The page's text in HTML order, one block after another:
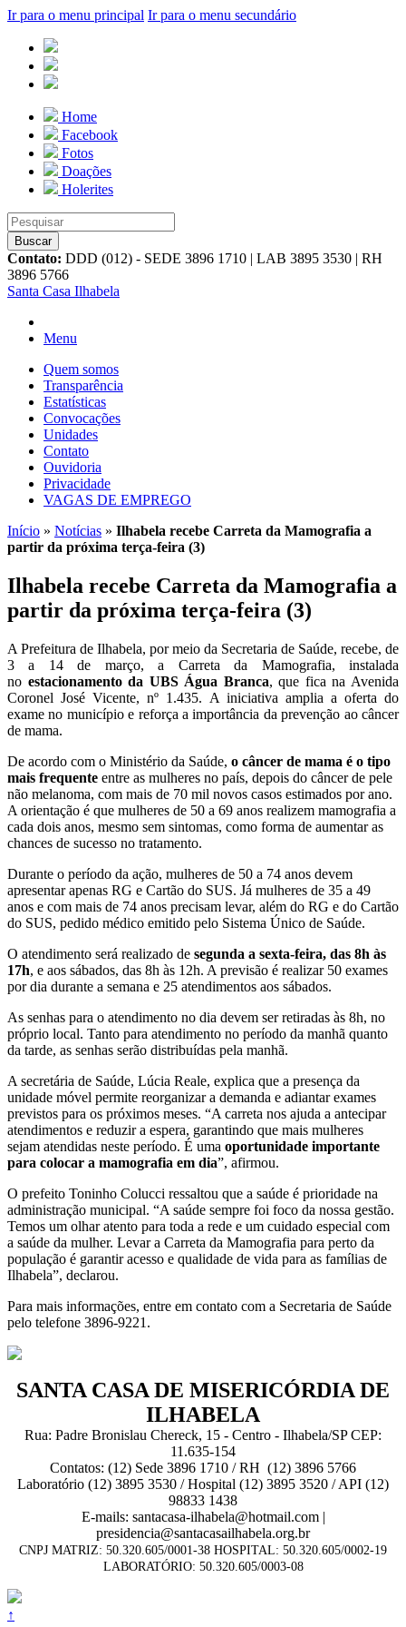
Ir para o menu principal Ir para o menu secundário
Home
Facebook
Fotos
Doações
Holerites
Contato: DDD (012) - SEDE 3896 1710 | LAB 3895 3530 | RH
3896 5766
Santa Casa Ilhabela
Menu
Quem somos
Transparência
Estatísticas
Convocações
Unidades
Contato
Ouvidoria
Privacidade
VAGAS DE EMPREGO
Início » Notícias » Ilhabela recebe Carreta da Mamografia a
partir da próxima terça-feira (3)
Ilhabela recebe Carreta da Mamografia a
partir da próxima terça-feira (3)
A Prefeitura de Ilhabela, por meio da Secretaria de Saúde, recebe, de
3 a 14 de março, a Carreta da Mamografia, instalada
no estacionamento da UBS Água Branca, que fica na Avenida
Coronel José Vicente, nº 1.435. A iniciativa amplia a oferta do
exame no município e reforça a importância da prevenção ao câncer
de mama.
De acordo com o Ministério da Saúde, o câncer de mama é o tipo
mais frequente entre as mulheres no país, depois do câncer de pele
não melanoma, com mais de 70 mil novos casos estimados por ano.
A orientação é que mulheres de 50 a 69 anos realizem mamografia a
cada dois anos, mesmo sem sintomas, como forma de aumentar as
chances de sucesso no tratamento.
Durante o período da ação, mulheres de 50 a 74 anos devem
apresentar apenas RG e Cartão do SUS. Já mulheres de 35 a 49
anos e com mais de 74 anos precisam levar, além do RG e do Cartão
do SUS, pedido médico emitido pelo Sistema Único de Saúde.
O atendimento será realizado de segunda a sexta-feira, das 8h às
17h, e aos sábados, das 8h às 12h. A previsão é realizar 50 exames
por dia durante a semana e 25 atendimentos aos sábados.
As senhas para o atendimento no dia devem ser retiradas às 8h, no
próprio local. Tanto para atendimento no período da manhã quanto
da tarde, as senhas serão distribuídas pela manhã.
A secretária de Saúde, Lúcia Reale, explica que a presença da
unidade móvel permite reorganizar a demanda e adiantar exames
previstos para os próximos meses. “A carreta nos ajuda a antecipar
atendimentos e reduzir a espera, garantindo que mais mulheres
sejam atendidas neste período. É uma oportunidade importante
para colocar a mamografia em dia”, afirmou.
O prefeito Toninho Colucci ressaltou que a saúde é prioridade na
administração municipal. “A saúde sempre foi foco da nossa gestão.
Temos um olhar atento para toda a rede e um cuidado especial com
a saúde da mulher. Levar a Carreta da Mamografia para perto da
população é garantir acesso e qualidade de vida para as famílias de
Ilhabela”, declarou.
Para mais informações, entre em contato com a Secretaria de Saúde
pelo telefone 3896-9221.
SANTA CASA DE MISERICÓRDIA DE
ILHABELA
Rua: Padre Bronislau Chereck, 15 - Centro - Ilhabela/SP CEP:
11.635-154
Contatos: (12) Sede 3896 1710 / RH (12) 3896 5766
Laboratório (12) 3895 3530 / Hospital (12) 3895 3520 / API (12)
98833 1438
E-mails: santacasa-ilhabela@hotmail.com |
presidencia@santacasailhabela.org.br
CNPJ MATRIZ: 50.320.605/0001-38 HOSPITAL: 50.320.605/0002-19
LABORATÓRIO: 50.320.605/0003-08
↑